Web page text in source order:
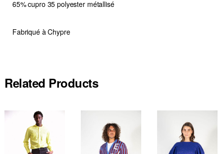
65% cupro 35 polyester métallisé
Fabriqué à Chypre
Related Products